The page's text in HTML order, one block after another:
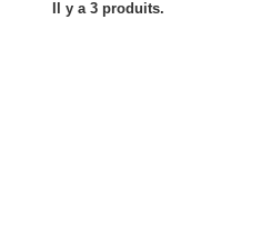
Il y a 3 produits.